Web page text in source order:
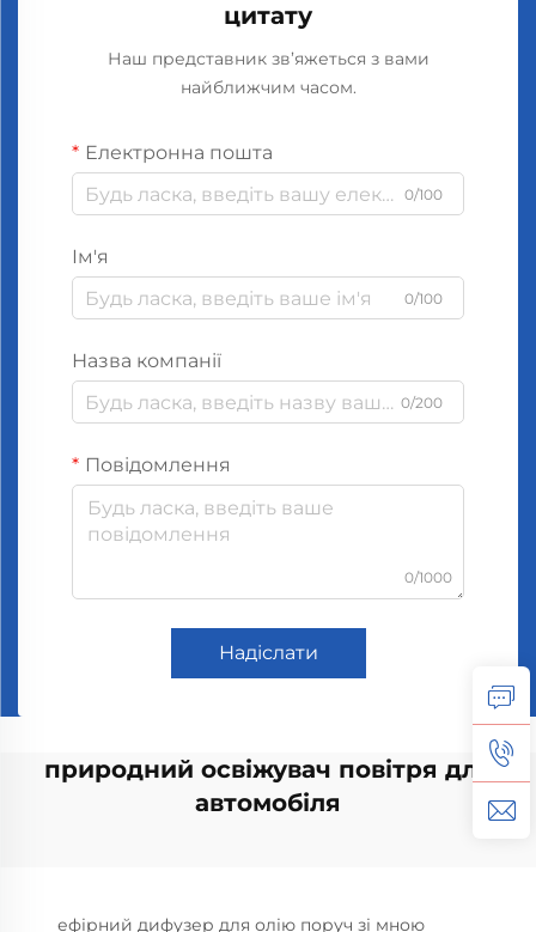
цитату
Наш представник зв’яжеться з вами
найближчим часом.
Електронна пошта
0/100
Ім'я
0/100
Назва компанії
0/200
Повідомлення
0/1000
Надіслати
природний освіжувач повітря для
автомобіля
ефірний дифузер для олію поруч зі мною